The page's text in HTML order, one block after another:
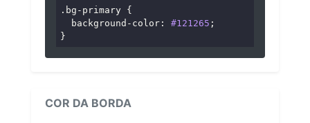
.bg-primary {
background-color : #121265 ;
}
COR DA BORDA